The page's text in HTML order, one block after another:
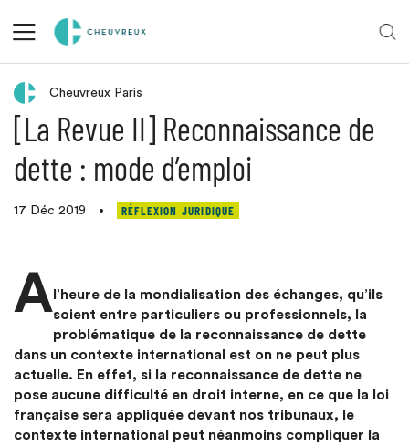
Retour aux actualités
Cheuvreux Paris
[La Revue II] Reconnaissance de
dette : mode d’emploi
17 Déc 2019 • RÉFLEXION JURIDIQUE
A l’heure de la mondialisation des échanges, qu’ils
soient entre particuliers ou professionnels, la
problématique de la reconnaissance de dette
dans un contexte international est on ne peut plus
actuelle. En effet, si la reconnaissance de dette ne
pose aucune difficulté en droit interne, en ce que la loi
française sera appliquée devant nos tribunaux, le
contexte international peut néanmoins compliquer la